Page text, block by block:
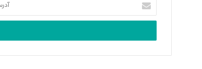
ایمیل
خود
وارد